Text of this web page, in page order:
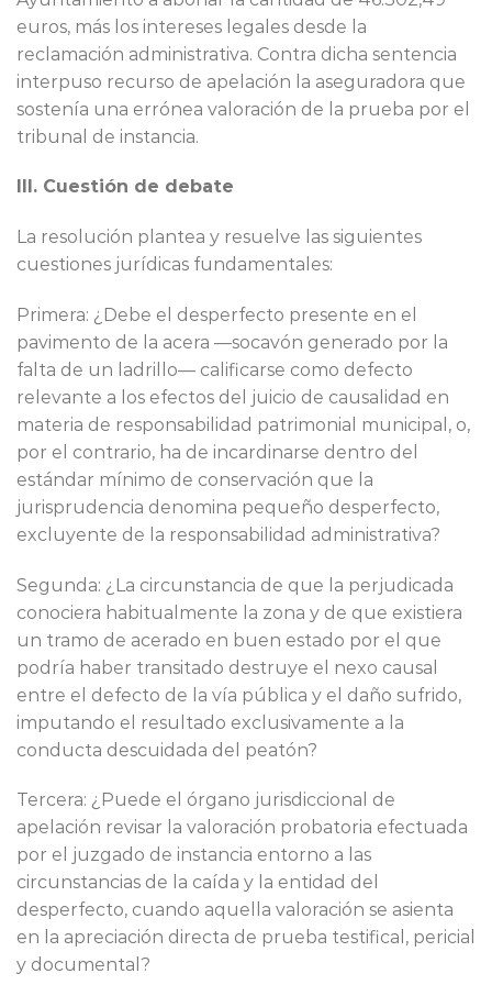
euros, más los intereses legales desde la
reclamación administrativa. Contra dicha sentencia
interpuso recurso de apelación la aseguradora que
sostenía una errónea valoración de la prueba por el
tribunal de instancia.
III. Cuestión de debate
La resolución plantea y resuelve las siguientes
cuestiones jurídicas fundamentales:
Primera: ¿Debe el desperfecto presente en el
pavimento de la acera —socavón generado por la
falta de un ladrillo— calificarse como defecto
relevante a los efectos del juicio de causalidad en
materia de responsabilidad patrimonial municipal, o,
por el contrario, ha de incardinarse dentro del
estándar mínimo de conservación que la
jurisprudencia denomina pequeño desperfecto,
excluyente de la responsabilidad administrativa?
Segunda: ¿La circunstancia de que la perjudicada
conociera habitualmente la zona y de que existiera
un tramo de acerado en buen estado por el que
podría haber transitado destruye el nexo causal
entre el defecto de la vía pública y el daño sufrido,
imputando el resultado exclusivamente a la
conducta descuidada del peatón?
Tercera: ¿Puede el órgano jurisdiccional de
apelación revisar la valoración probatoria efectuada
por el juzgado de instancia entorno a las
circunstancias de la caída y la entidad del
desperfecto, cuando aquella valoración se asienta
en la apreciación directa de prueba testifical, pericial
y documental?